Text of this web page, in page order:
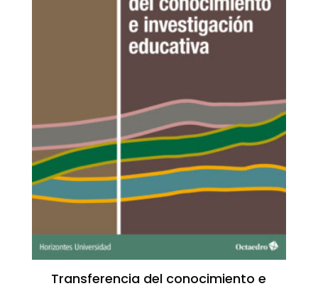
Transferencia del conocimiento e